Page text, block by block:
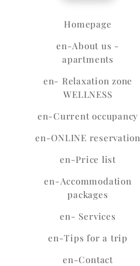
Homepage
en-About us -
apartments
en- Relaxation zone
WELLNESS
en-Current occupancy
en-ONLINE reservation
en-Price list
en-Accommodation
packages
en- Services
en-Tips for a trip
en-Contact